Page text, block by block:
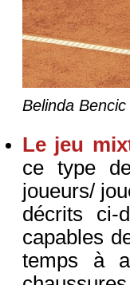
Belinda
Le jeu
ce type
joueurs/
décrits ci-
capables
temps à